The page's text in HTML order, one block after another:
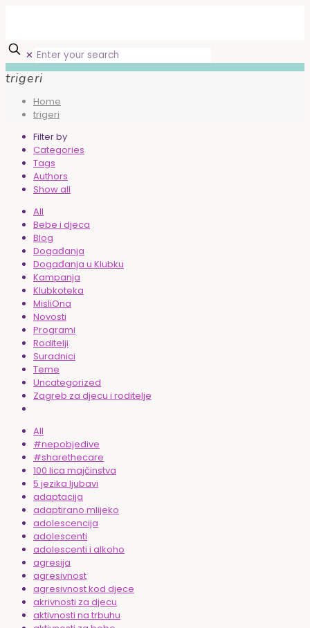
✕
trigeri
Home
trigeri
Filter by
Categories
Tags
Authors
Show all
All
Bebe i djeca
Blog
Događanja
Događanja u Klubku
Kampanja
Klubkoteka
MisliOna
Novosti
Programi
Roditelji
Suradnici
Teme
Uncategorized
Zagreb za djecu i roditelje
All
#nepobjedive
#sharethecare
100 lica majčinstva
5 jezika ljubavi
adaptacija
adaptirano mlijeko
adolescencija
adolescenti
adolescenti i alkoho
agresija
agresivnost
agresivnost kod djece
akrivnosti za djecu
aktivnosti na trbuhu